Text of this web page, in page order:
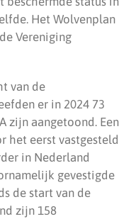
Het Wolvenplan
Vereniging
van de
er in 2024 73
zijn aangetoond. Een
het eerst vastgesteld
in Nederland
gevestigde
de start van de
zijn 158